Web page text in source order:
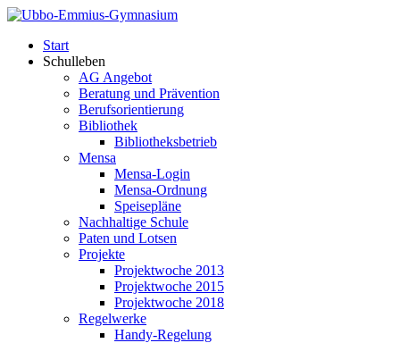
Start
Schulleben
AG Angebot
Beratung und Prävention
Berufsorientierung
Bibliothek
Bibliotheksbetrieb
Mensa
Mensa-Login
Mensa-Ordnung
Speisepläne
Nachhaltige Schule
Paten und Lotsen
Projekte
Projektwoche 2013
Projektwoche 2015
Projektwoche 2018
Regelwerke
Handy-Regelung